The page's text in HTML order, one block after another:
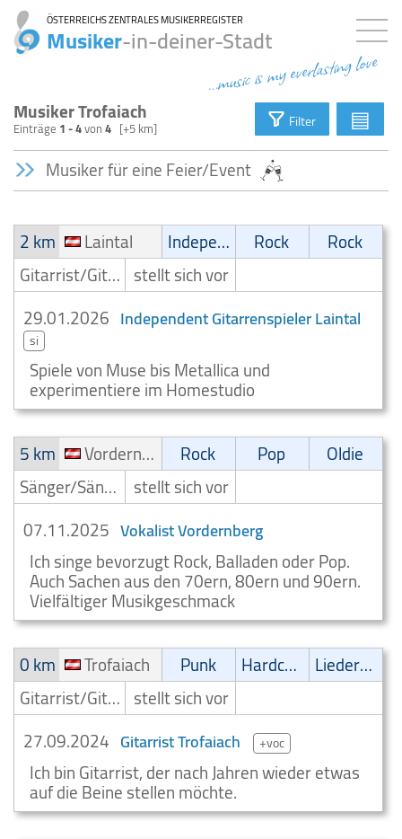
ÖSTERREICHS ZENTRALES MUSIKERREGISTER
Musiker-in-deiner-Stadt
...music is my everlasting love
Musiker Trofaiach
Einträge 1 - 4von4 [+5 km] Filter ▤
Musiker für eine Feier/Event
2 km Laintal Independent Rock
Rock
Gitarrist/Gitarrenspieler stellt sich vor
29.01.2026 Independent Gitarrenspieler Laintal
si
Spiele von Muse bis Metallica und
experimentiere im Homestudio
5 km
Vordernberg Rock Pop
Oldie
Sänger/Sängerin stellt sich vor
07.11.2025 Vokalist Vordernberg
Ich singe bevorzugt Rock, Balladen oder Pop.
Auch Sachen aus den 70ern, 80ern und 90ern.
Vielfältiger Musikgeschmack
0 km
Trofaiach Punk Hardcore
Liedermacher
Gitarrist/Gitarrenspieler stellt sich vor
27.09.2024 Gitarrist Trofaiach +voc
Ich bin Gitarrist, der nach Jahren wieder etwas
auf die Beine stellen möchte.